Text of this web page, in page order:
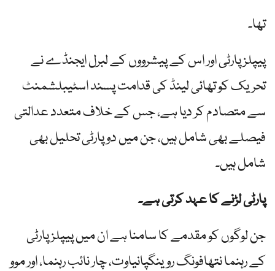
تھا۔
پیپلز پارٹی اور اس کے پیشرووں کے لبرل ایجنڈے نے
تحریک کو تھائی لینڈ کی قدامت پسند اسٹیبلشمنٹ
سے متصادم کر دیا ہے، جس کے خلاف متعدد عدالتی
فیصلے بھی شامل ہیں، جن میں دو پارٹی تحلیل بھی
شامل ہیں۔
پارٹی لڑنے کا عہد کرتی ہے۔
جن لوگوں کو مقدمے کا سامنا ہے ان میں پیپلز پارٹی
کے رہنما نتھافونگ روینگپانیاوت، چار نائب رہنما، اور موو